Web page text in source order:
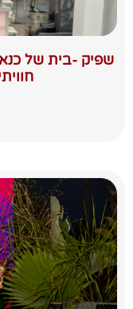
שפיק -בית של